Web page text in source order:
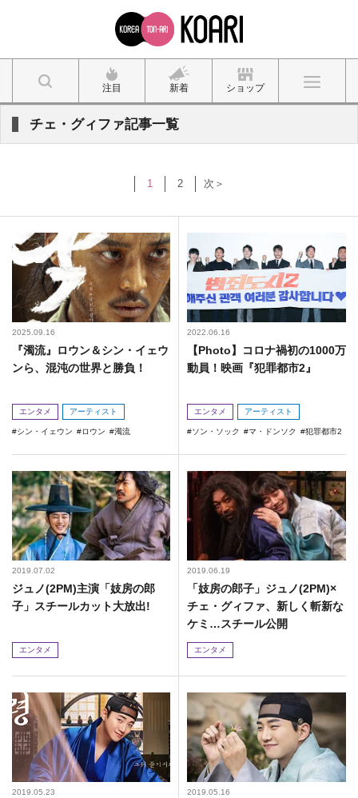
注目 新着 ショップ
チェ・グィファ記事一覧
1 2 次＞
2025.09.16
『濁流』ロウン＆シン・イェウ
ンら、混沌の世界と勝負！
エンタメ アーティスト
シン・イェウン ロウン 濁流
2022.06.16
【Photo】コロナ禍初の1000万
動員！映画『犯罪都市2』
エンタメ アーティスト
ソン・ソック マ・ドンソク 犯罪都市2
2019.07.02
ジュノ(2PM)主演「妓房の郎
子」スチールカット大放出!
エンタメ
2019.06.19
「妓房の郎子」ジュノ(2PM)×
チェ・グィファ、新しく斬新な
ケミ…スチール公開
エンタメ
2019.05.23 2019.05.16